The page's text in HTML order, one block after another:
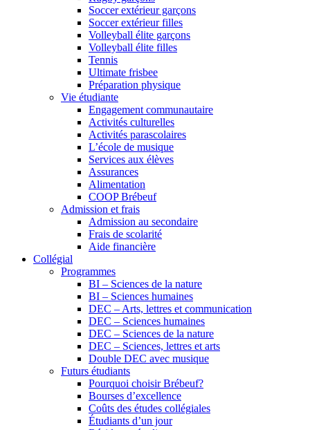
Soccer extérieur garçons
Soccer extérieur filles
Volleyball élite garçons
Volleyball élite filles
Tennis
Ultimate frisbee
Préparation physique
Vie étudiante
Engagement communautaire
Activités culturelles
Activités parascolaires
L’école de musique
Services aux élèves
Assurances
Alimentation
COOP Brébeuf
Admission et frais
Admission au secondaire
Frais de scolarité
Aide financière
Collégial
Programmes
BI – Sciences de la nature
BI – Sciences humaines
DEC – Arts, lettres et communication
DEC – Sciences humaines
DEC – Sciences de la nature
DEC – Sciences, lettres et arts
Double DEC avec musique
Futurs étudiants
Pourquoi choisir Brébeuf?
Bourses d’excellence
Coûts des études collégiales
Étudiants d’un jour